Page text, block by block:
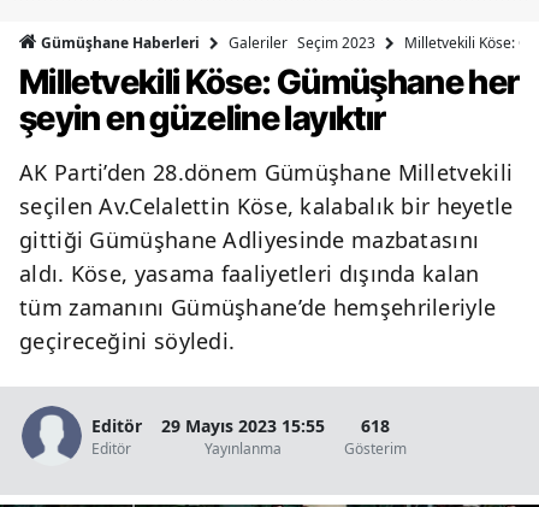
Bingöl
Bitlis
Bolu
Bursa
Çanakkale
Çorum
Gümüşhane Haberleri Galeriler Seçim 2023 Milletvekili Köse:
Milletvekili Köse: Gümüşhane her
şeyin en güzeline layıktır
AK Parti’den 28.dönem Gümüşhane Milletvekili
seçilen Av.Celalettin Köse, kalabalık bir heyetle
gittiği Gümüşhane Adliyesinde mazbatasını
aldı. Köse, yasama faaliyetleri dışında kalan
tüm zamanını Gümüşhane’de hemşehrileriyle
geçireceğini söyledi.
Editör
Editör
29 Mayıs 2023 15:55
Yayınlanma
618
Gösterim